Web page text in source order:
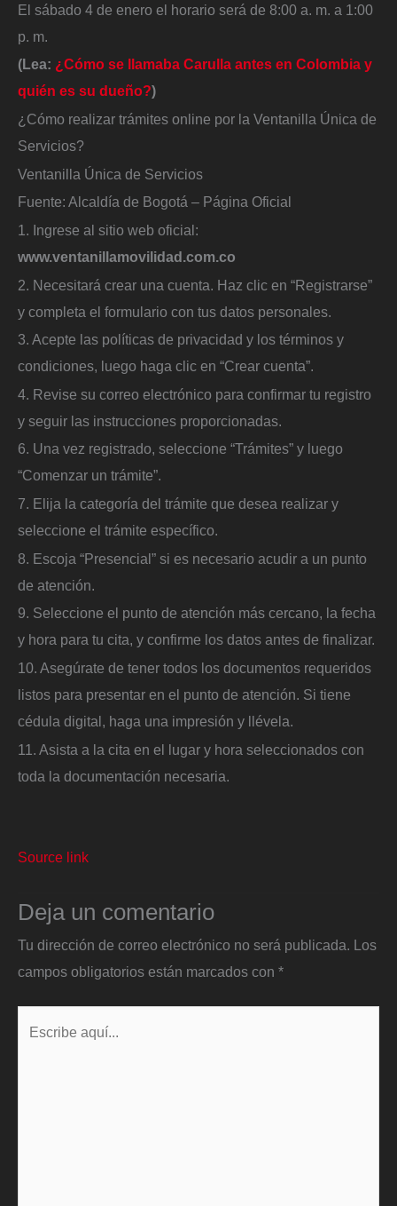
El sábado 4 de enero el horario será de 8:00 a. m. a 1:00
p. m.
(Lea: ¿Cómo se llamaba Carulla antes en Colombia y
quién es su dueño?)
¿Cómo realizar trámites online por la Ventanilla Única de
Servicios?
Ventanilla Única de Servicios
Fuente: Alcaldía de Bogotá – Página Oficial
1. Ingrese al sitio web oficial:
www.ventanillamovilidad.com.co
2​. Necesitará crear una cuenta. Haz clic en “Registrarse”
y completa el formulario con tus datos personales.
3. Acepte las políticas de privacidad y los términos y
condiciones, luego haga clic en “Crear cuenta”.
4. Revise su correo electrónico para confirmar tu registro
y seguir las instrucciones proporcionadas.
6. Una vez registrado, seleccione “Trámites” y luego
“Comenzar un trámite”.
7. Elija la categoría del trámite que desea realizar y
seleccione el trámite específico.
8. Escoja “Presencial” si es necesario acudir a un punto
de atención.
9. Seleccione el punto de atención más cercano, la fecha
y hora para tu cita, y confirme los datos antes de finalizar.
10. Asegúrate de tener todos los documentos requeridos
listos para presentar en el punto de atención. Si tiene
cédula digital, haga una impresión y llévela.
11. Asista a la cita en el lugar y hora seleccionados con
toda la documentación necesaria.
Source link
Deja un comentario
Tu dirección de correo electrónico no será publicada. Los
campos obligatorios están marcados con *